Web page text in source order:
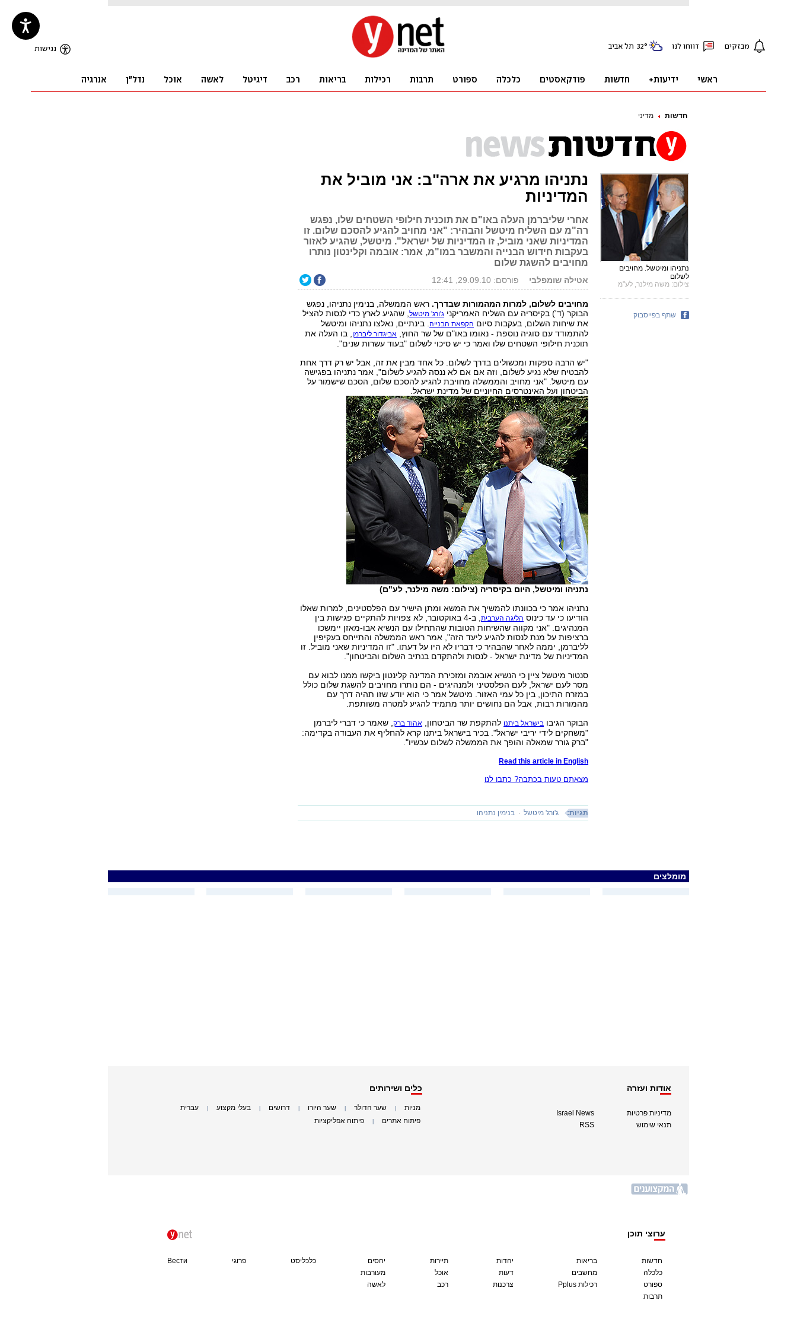
חדשות מדיני
נתניהו מרגיע את ארה"ב: אני מוביל את
המדיניות
אחרי שליברמן העלה באו"ם את תוכנית חילופי השטחים שלו, נפגש
רה"מ עם השליח מיטשל והבהיר: "אני מחויב להגיע להסכם שלום. זו
המדיניות שאני מוביל, זו המדיניות של ישראל". מיטשל, שהגיע לאזור
בעקבות חידוש הבנייה והמשבר במו"מ, אמר: אובמה וקלינטון נותרו
מחויבים להשגת שלום
אטילה שומפלבי פורסם: 29.09.10, 12:41
מחויבים לשלום, למרות המהמורות שבדרך. ראש הממשלה, בנימין נתניהו, נפגש
הבוקר (ד') בקיסריה עם השליח האמריקני ג'ורג' מיטשל, שהגיע לארץ כדי לנסות להציל
את שיחות השלום, בעקבות סיום הקפאת הבנייה. בינתיים, נאלצו נתניהו ומיטשל
להתמודד עם סוגיה נוספת - נאומו באו"ם של שר החוץ, אביגדור ליברמן, בו העלה את
תוכנית חילופי השטחים שלו ואמר כי יש סיכוי לשלום "בעוד עשרות שנים".
"יש הרבה ספקות ומכשולים בדרך לשלום. כל אחד מבין את זה, אבל יש רק דרך אחת
להבטיח שלא נגיע לשלום, וזה אם אם לא ננסה להגיע לשלום", אמר נתניהו בפגישה
עם מיטשל. "אני מחויב והממשלה מחויבת להגיע להסכם שלום, הסכם שישמור על
הביטחון ועל האינטרסים החיוניים של מדינת ישראל.
נתניהו ומיטשל, היום בקיסריה (צילום: משה מילנר, לע"ם)
נתניהו אמר כי בכוונתו להמשיך את המשא ומתן הישיר עם הפלסטינים, למרות שאלו
הודיעו כי עד כינוס הליגה הערבית
, ב-4 באוקטובר, לא צפויות להתקיים פגישות בין
המנהיגים. "אני מקווה שהשיחות הטובות שהתחילו עם הנשיא אבו-מאזן יימשכו
ברציפות על מנת לנסות להגיע ליעד הזה", אמר ראש הממשלה והתייחס בעקיפין
לליברמן, יממה לאחר שהבהיר כי דבריו לא היו על דעתו. "זו המדיניות שאני מוביל. זו
המדיניות של מדינת ישראל - לנסות ולהתקדם בנתיב השלום והביטחון".
סנטור מיטשל ציין כי הנשיא אובמה ומזכירת המדינה קלינטון ביקשו ממנו לבוא עם
מסר לעם ישראל, לעם הפלסטיני ולמנהיגים - הם נותרו מחויבים להשגת שלום כולל
במזרח התיכון, בין כל עמי האזור. מיטשל אמר כי הוא יודע שזו תהיה דרך עם
מהמורות רבות, אבל הם נחושים יותר מתמיד להגיע למטרה משותפת.
הבוקר הגיבו בישראל ביתנו להתקפת שר הביטחון, אהוד ברק, שאמר כי דברי ליברמן
"משחקים לידי יריבי ישראל". בכיר בישראל ביתנו קרא להחליף את העבודה בקדימה:
"ברק גורר שמאלה והופך את הממשלה לשלום עכשיו".
Read this article in English
מצאתם טעות בכתבה? כתבו לנו
תגיות: ג'ורג' מיטשל בנימין נתניהו
נתניהו ומיטשל. מחויבים
לשלום
צילום: משה מילנר, לע"מ
שתף בפייסבוק
מומלצים
אודות ועזרה
מדיניות פרטיות
תנאי שימוש
Israel News
RSS
כלים ושירותים
מניות שער הדולר שער היורו דרושים בעלי מקצוע עברית
פיתוח אתרים פיתוח אפליקציות
ערוצי תוכן
חדשות
כלכלה
ספורט
תרבות
בריאות
מחשבים
Pplus רכילות
יהדות
דעות
צרכנות
תיירות
אוכל
רכב
יחסים
מעורבות
לאשה
כלכליסט פרוגי Вести